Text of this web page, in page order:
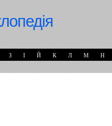
З І Й К Л М Н